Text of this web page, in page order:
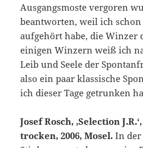
Ausgangsmoste vergoren
beantworten, weil ich
aufgehört habe, die Winzer
einigen Winzern weiß ich
Leib und Seele der
also ein paar klassische
ich dieser Tage getrunken
Josef Rosch, ‚Selection
trocken, 2006, Mosel. In der